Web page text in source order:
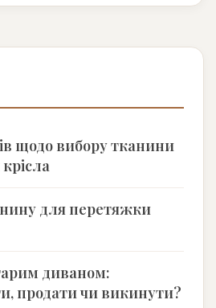
щодо вибору тканини
для перетяжки
диваном:
продати чи викинути?